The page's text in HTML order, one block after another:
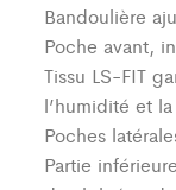
Bandoulière
Poche avant,
Tissu LS-FIT
l’humidité et
Poches
Partie